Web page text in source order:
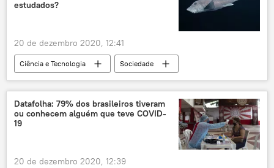
estudados?
20 de dezembro 2020, 12:41
Ciência e Tecnologia
Sociedade
Notícias
tubarão
oceano
espécies
perigo
extinção
ciência
Datafolha: 79% dos brasileiros tiveram
ou conhecem alguém que teve COVID-
19
20 de dezembro 2020, 12:39